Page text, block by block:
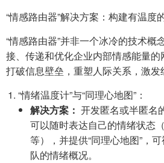
“情感路由器”解决方案：构建有温度
“情感路由器”并非一个冰冷的技术概
接、传递和优化企业内部情感能量
打破信息壁垒，重塑人际关系，激发
“情绪温度计”与“同理心地图”：
解决方案： 开发匿名或半匿名
可以随时表达自己的情绪状态
等），并提供“同理心地图”，
队的情绪概况。